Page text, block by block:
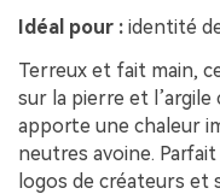
Idéal pour : identité
Terreux et fait main,
sur la pierre et
apporte une chaleur
neutres avoine.
logos de créateurs et